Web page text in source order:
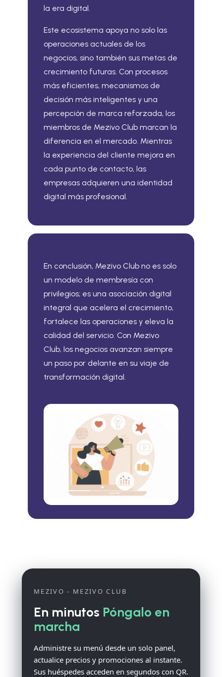
la era digital.
Este ecosistema apoya no solo las
operaciones actuales de los
negocios, sino también sus metas de
crecimiento futuras. Con procesos
más eficientes, mecanismos de
decisión más inteligentes y una
percepción de marca reforzada, los
miembros de Mezivo Club marcan la
diferencia en el mercado. Mientras
la experiencia del cliente mejora en
cada punto de contacto, las
empresas adquieren una identidad
digital más profesional.
En conclusión, Mezivo Club no es solo
un modelo de membresía con
privilegios; es una asociación digital
integral que acelera el crecimiento,
fortalece las operaciones y eleva la
calidad del servicio. Con Mezivo
Club, los negocios avanzan siempre
un paso por delante en su viaje de
transformación digital.
MEZIVO - MEZIVO CLUB
En minutos Póngalo en
marcha
Administre su menú desde un solo panel,
actualice precios y promociones al instante.
Sus huéspedes acceden en segundos con QR.